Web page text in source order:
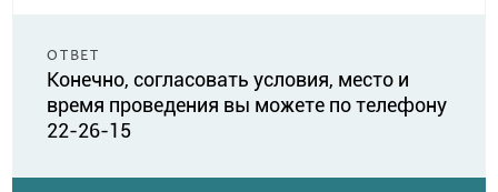
ОТВЕТ
Конечно, согласовать условия, место и
время проведения вы можете по телефону
22-26-15